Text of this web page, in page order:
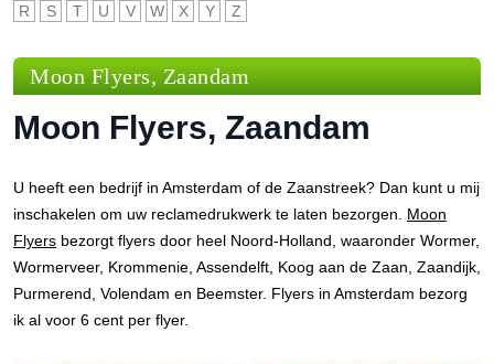
R
S T U V W X Y Z
Moon Flyers, Zaandam
Moon Flyers, Zaandam
U heeft een bedrijf in Amsterdam of de Zaanstreek? Dan kunt u mij
inschakelen om uw reclamedrukwerk te laten bezorgen. Moon
Flyers bezorgt flyers door heel Noord-Holland, waaronder Wormer,
Wormerveer, Krommenie, Assendelft, Koog aan de Zaan, Zaandijk,
Purmerend, Volendam en Beemster. Flyers in Amsterdam bezorg
ik al voor 6 cent per flyer.